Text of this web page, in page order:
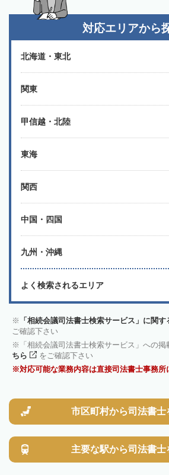
対応エリアから
北海道・東北
関東
甲信越・北陸
東海
関西
中国・四国
九州・沖縄
よく検索されるエリア
「相続会議司法書士検索サービス」に関
ご確認下さい
「相続会議司法書士検索サービス」への
ちら
をご確認下さい
対応可能な業務内容は直接司法書士事務
市区町村から司法書士
主要な駅から司法書士